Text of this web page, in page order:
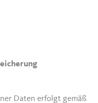
Daten erfolgt gemäß